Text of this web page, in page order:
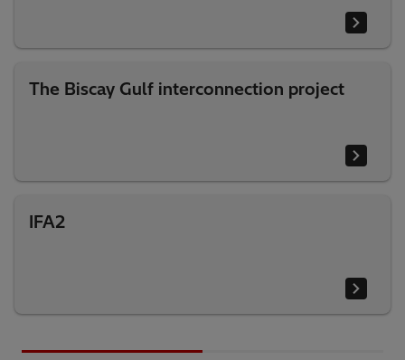
The Biscay Gulf interconnection project
IFA2